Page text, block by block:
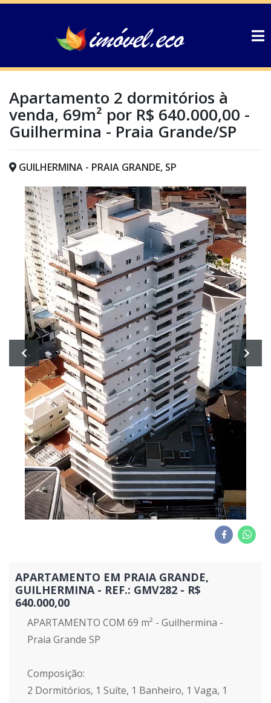
Apartamento 2 dormitórios à
venda, 69m² por R$ 640.000,00 -
Guilhermina - Praia Grande/SP
GUILHERMINA - PRAIA GRANDE, SP
APARTAMENTO EM PRAIA GRANDE,
GUILHERMINA - REF.: GMV282 - R$
640.000,00
APARTAMENTO COM 69 m² - Guilhermina -
Praia Grande SP
Composição:
2 Dormitórios, 1 Suíte, 1 Banheiro, 1 Vaga, 1